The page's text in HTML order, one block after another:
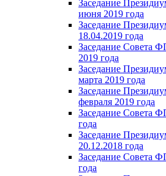
Заседание
июня 2019 года
Заседание
18.04.2019 года
Заседание Совета
2019 года
Заседание
марта 2019 года
Заседание
февраля 2019 года
Заседание Совета
года
Заседание
20.12.2018 года
Заседание Совета
года